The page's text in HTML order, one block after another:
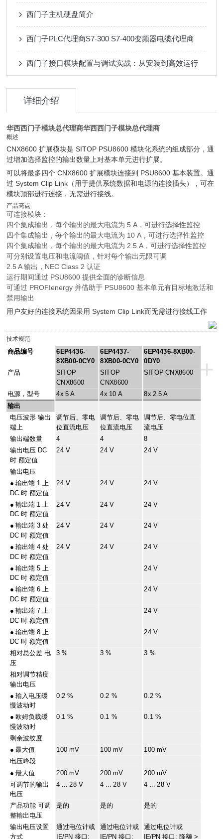
西门子主机硬盘简介
西门子PLC代理商S7-300 S7-400变频器电缆代理商
西门子接口模块配置与调试实战：从安装到高效运行
详细介绍
华西西门子模块总代理商华西西门子模块总代理商
概述
CNX8600 扩展模块是 SITOP PSU8600 模块化系统的组成部分，通
过增加选择监控的输出数量上对基本单元进行扩展。
可以将最多四个 CNX8600 扩展模块连接到 PSU8600 基本装置。通
过 System Clip Link（用于提供系统数据和电源的连接插头），可在
模块顶部进行连接，无需进行接线。
产品亮点
可连接模块：
四个集成输出，每个输出的最大电流为 5 A，可进行选择性监控
四个集成输出，每个输出的最大电流为 10 A，可进行选择性监控
四个集成输出，每个输出的最大电流为 2.5 A，可进行选择性监控
可分别设置电压和电流阈值，针对每个输出无限可调
2.5 A 输出，NEC Class 2 认证
运行期间通过 PSU8600 提供全面的诊断信息
可通过 PROFIenergy 并借助于 PSU8600 基本单元有目标地激活和
禁用输出
用户友好的连接系统因采用 System Clip Link而无需进行接线工作
技术规范
+
商品编号
6EP4436-
8XB00-0CY0
6EP4437-
8XB00-0CY0
6EP4436-8XB00-
0DY0
产品
SITOP
CNX8600
SITOP
CNX8600
SITOP CNX8600
电源，型号 4x 5 A 4x 10 A 8x 2.5 A
输出
电压波形 输出
端上
调节后、零电
位直流电压
调节后、零电
位直流电压
调节后、零电位直
流电压
输出端数量 4 4
8
输出电压 DC
时 额定值
24 V 24 V 24 V
输出电压
●输出端 1 上
DC 时 额定值
24 V 24 V 24 V
●输出端 1 上
DC 时 额定值
24 V 24 V 24 V
●输出端 3 处
DC 时 额定值
24 V 24 V 24 V
●输出端 4 处
DC 时 额定值
24 V 24 V 24 V
●输出端 5 上
DC 时 额定值
24 V
●输出端 6 上
DC 时 额定值
24 V
●输出端 7 上
DC 时 额定值
24 V
●输出端 8 上
DC 时 额定值
24 V
相对总公差 电
压
3 % 3 % 3 %
相对调节精度
输出电压
●输入电压缓
慢波动时
0.2 % 0.2 % 0.2 %
●欧姆负载缓
慢波动时
0.1 % 0.1 % 0.1 %
剩余波纹度
●最大值 100 mV 100 mV
100 mV
电压峰段
●最大值 200 mV 200 mV
200 mV
可调节的输出
电压
4 ... 28 V 4 ... 28 V 4 ... 28 V
产品功能 可调
整输出电压
是的 是的 是的
输出电压设置
方式
通过电位计或
IE/PN 接口;
通过电位计或
IE/PN 接口;
通过电位计或
IE/PN 接口; 降额 >